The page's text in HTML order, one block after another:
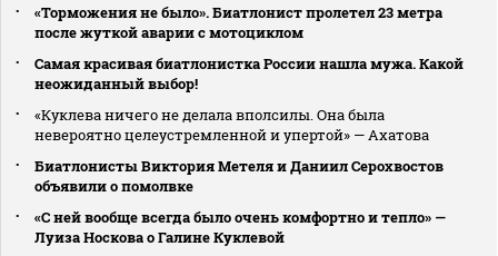
«Торможения не было». Биатлонист пролетел 23 метра
после жуткой аварии с мотоциклом
Самая красивая биатлонистка России нашла мужа. Какой
неожиданный выбор!
«Куклева ничего не делала вполсилы. Она была
невероятно целеустремленной и упертой» — Ахатова
Биатлонисты Виктория Метеля и Даниил Серохвостов
объявили о помолвке
«С ней вообще всегда было очень комфортно и тепло» —
Луиза Носкова о Галине Куклевой